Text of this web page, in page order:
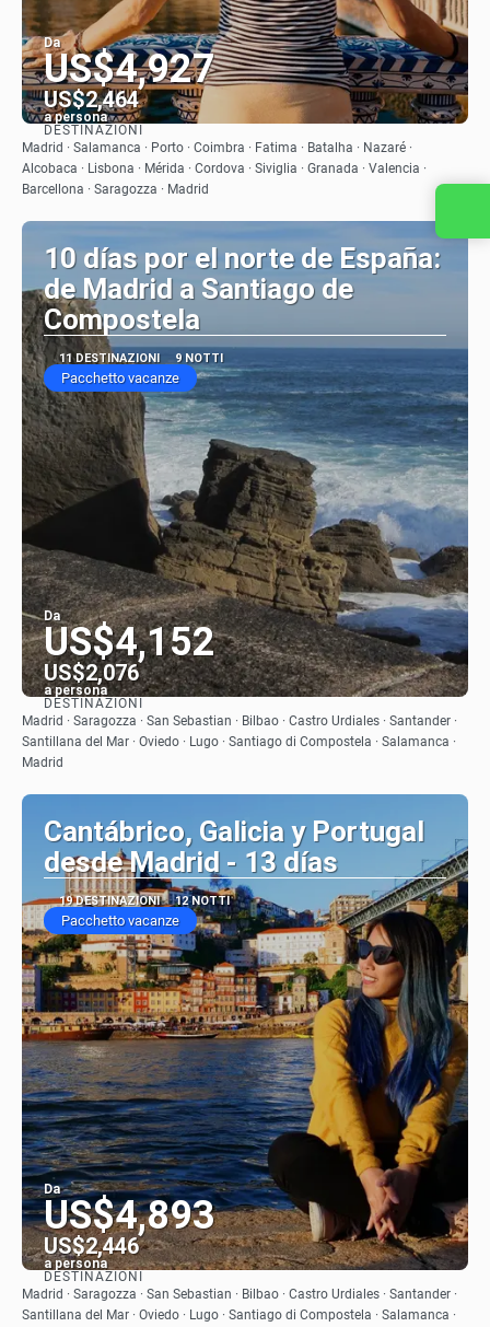
Da
US$4,927
US$2,464
a persona
Vedere
DESTINAZIONI
Madrid · Salamanca · Porto · Coimbra · Fatima · Batalha · Nazaré ·
Alcobaca · Lisbona · Mérida · Cordova · Siviglia · Granada · Valencia ·
Barcellona · Saragozza · Madrid
10 días por el norte de España:
de Madrid a Santiago de
Compostela
11 DESTINAZIONI 9 NOTTI
Pacchetto vacanze
Da
US$4,152
US$2,076
a persona
Vedere
DESTINAZIONI
Madrid · Saragozza · San Sebastian · Bilbao · Castro Urdiales · Santander ·
Santillana del Mar · Oviedo · Lugo · Santiago di Compostela · Salamanca ·
Madrid
Cantábrico, Galicia y Portugal
desde Madrid - 13 días
19 DESTINAZIONI 12 NOTTI
Pacchetto vacanze
Da
US$4,893
US$2,446
a persona
Vedere
DESTINAZIONI
Madrid · Saragozza · San Sebastian · Bilbao · Castro Urdiales · Santander ·
Santillana del Mar · Oviedo · Lugo · Santiago di Compostela · Salamanca ·